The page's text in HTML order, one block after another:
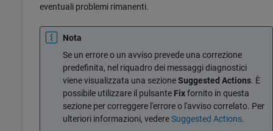
eventuali problemi rimanenti.
Nota
Se un errore o un avviso prevede una correzione
predefinita, nel riquadro dei messaggi diagnostici
viene visualizzata una sezioneSuggested Actions. È
possibile utilizzare il pulsante Fixfornito in questa
sezione per correggere l'errore o l'avviso correlato. Per
ulteriori informazioni, vedereSuggested Actions.